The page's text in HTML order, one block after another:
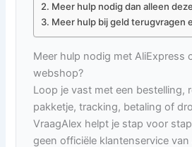
Meer hulp nodig dan alleen
Meer hulp bij geld terugvragen
Meer hulp nodig met AliExpress
webshop?
Loop je vast met een bestelling,
pakketje, tracking, betaling of
VraagAlex helpt je stap voor
geen officiële klantenservice van